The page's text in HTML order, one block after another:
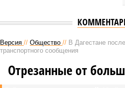
Версия // Общество // В Дагестане
транспортного сообщения
Отрезанные от